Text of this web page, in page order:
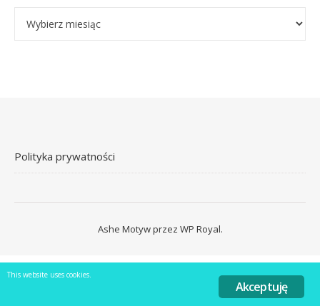
Polityka prywatności
Ashe Motyw przez WP Royal.
Akceptuję
This website uses cookies.